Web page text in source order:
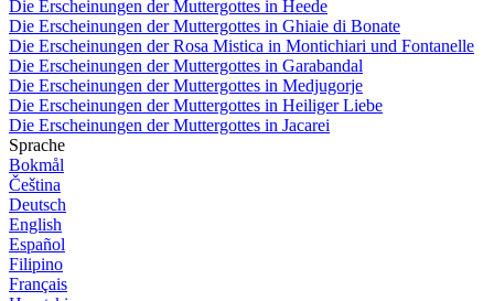
Die Erscheinungen der Muttergottes in Heede
Die Erscheinungen der Muttergottes in Ghiaie di Bonate
Die Erscheinungen der Rosa Mistica in Montichiari und Fontanelle
Die Erscheinungen der Muttergottes in Garabandal
Die Erscheinungen der Muttergottes in Medjugorje
Die Erscheinungen der Muttergottes in Heiliger Liebe
Die Erscheinungen der Muttergottes in Jacarei
Sprache
Bokmål
Čeština
Deutsch
English
Español
Filipino
Français